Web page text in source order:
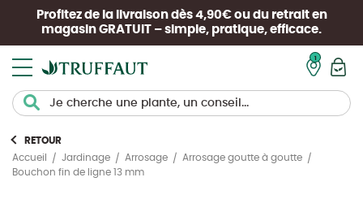
Profitez de la livraison dès 4,90€ ou du retrait en
magasin GRATUIT – simple, pratique, efficace.
RETOUR
Accueil
Jardinage Arrosage
Arrosage goutte à goutte
Bouchon fin de ligne 13 mm